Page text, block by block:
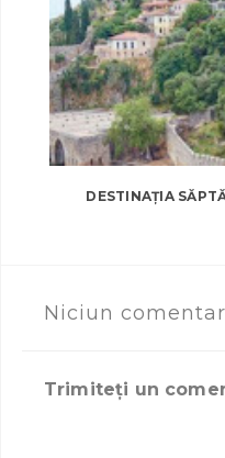
DESTINAȚIA
Niciun
Trimiteți un